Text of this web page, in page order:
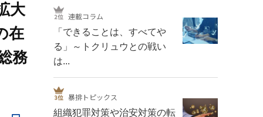
大
在
務
連載コラム
「できることは、すべてや
る」～トクリュウとの戦い
は...
暴排トピックス
組織犯罪対策や治安対策の転